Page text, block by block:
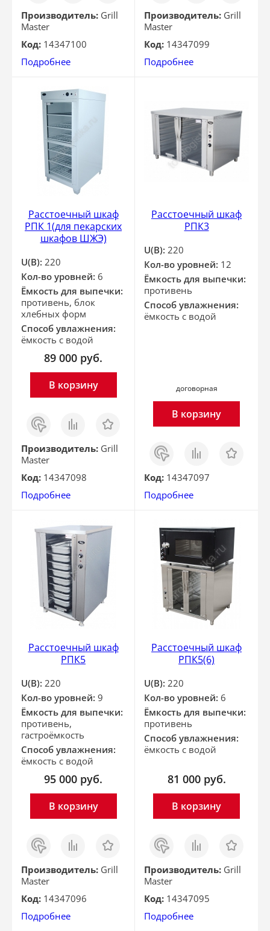
Производитель: Grill
Master
Код: 14347100
Подробнее
Производитель: Grill
Master
Код: 14347099
Подробнее
Расстоечный шкаф
РПК 1(для пекарских
шкафов ШЖЭ)
U(В): 220
Кол-во уровней: 6
Ёмкость для выпечки:
противень, блок
хлебных форм
Способ увлажнения:
ёмкость с водой
89 000 руб.
В корзину
Заказ
в 1
клик
Сравнить Отложить
Производитель: Grill
Master
Код: 14347098
Подробнее
Расстоечный шкаф
РПК3
U(В): 220
Кол-во уровней: 12
Ёмкость для выпечки:
противень
Способ увлажнения:
ёмкость с водой
договорная
В корзину
Заказ
в 1
клик
Сравнить Отложить
Код: 14347097
Подробнее
Расстоечный шкаф
РПК5
U(В): 220
Кол-во уровней: 9
Ёмкость для выпечки:
противень,
гастроёмкость
Способ увлажнения:
ёмкость с водой
95 000 руб.
В корзину
Заказ
в 1
клик
Сравнить Отложить
Производитель: Grill
Master
Код: 14347096
Подробнее
Раcстоечный шкаф
РПК5(6)
U(В): 220
Кол-во уровней: 6
Ёмкость для выпечки:
противень
Способ увлажнения:
ёмкость с водой
81 000 руб.
В корзину
Заказ
в 1
клик
Сравнить Отложить
Производитель: Grill
Master
Код: 14347095
Подробнее